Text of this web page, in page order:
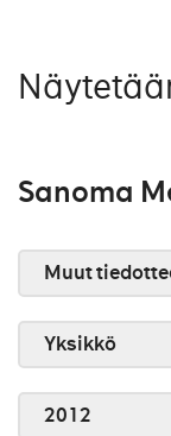
Sanoma
Muut
Yksikkö
2012